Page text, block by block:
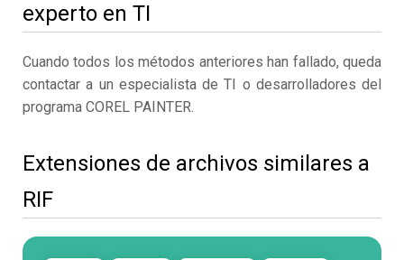
experto en TI
Cuando todos los métodos anteriores han fallado, queda
contactar a un especialista de TI o desarrolladores del
programa COREL PAINTER.
Extensiones de archivos similares a
RIF